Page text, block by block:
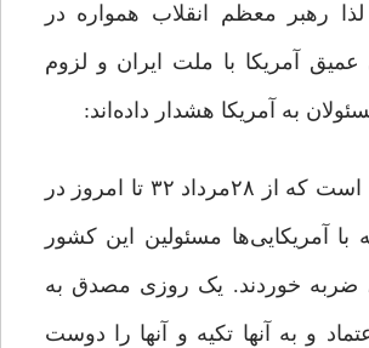
رهبر معظم انقلاب همواره در
آمریکا با ملت ایران و لزوم
به آمریکا هشدار داده‌اند:
«شصت ‌سال است که از ۲۸مرداد ۳۲ تا امروز در
آمریکایی‌ها مسئولین این کشور
ضربه خوردند. یک روزی مصدق به
و به آنها تکیه و آنها را دوست